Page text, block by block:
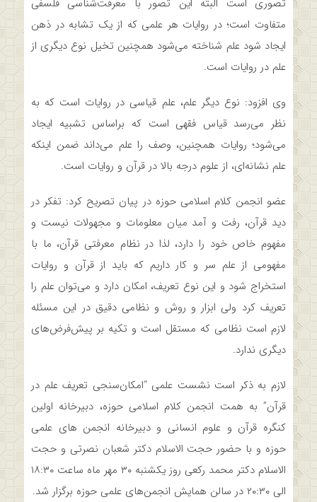
تصوری است البته این تصور با معرفت‌شناسی فلسفی
متفاوت است؛ در روایات هر علمی که از یک تشابه در ذهن
ایجاد شود علم شناخته می‌شود همچنین تخیل نوع دیگری از
علم در روایات است.
وی افزود: نوع دیگر علم، علم قیاسی در روایات است که به
نظر می‌رسد قیاس فقهی است که براساس تشبیه ایجاد
می‌شود؛ روایات همچنین، وصف را علم می‌داند ضمن اینکه
علم نشانه‌ای، از علوم درجه بالا در قرآن و روایات است.
عضو انجمن کلام اسلامی حوزه در پیان تصریح کرد: تفکر در
دید قرآن، رفت و آمد میان معلومات و مجهولات نیست و
مفهوم خاص خود را دارد، لذا در نظام معرفتی قرآن، ما با
مفهومی از علم سر و کار داریم که باید از قرآن و روایات
استخراج شود و این نوع تعریف، امکان دارد و می‌توان علم را
تعریف کرد ولی ابزار و روش و نظامی دقیق در این مسئله
لازم است نظامی که مستقل است و تکیه بر پیش‌فرض‌های
دیگری ندارد.
لازم به ذکر است نشست علمی “امکان‌سنجی تعریف علم در
قرآن” به همت انجمن کلام اسلامی حوزه، دبیرخانه اولین
کنگره قرآن و علوم انسانی و دبیرخانه انجمن های علمی
حوزه و با حضور حجت ‌الاسلام دکتر شعبان نصرتی و حجت
‌الاسلام دکتر محمد رکعی روز یکشنبه ۳۰ مهر ماه ساعت ۱۸:۳۰
الی ۲۰:۳۰ در سالن همایش انجمن‌های علمی حوزه برگزار شد.